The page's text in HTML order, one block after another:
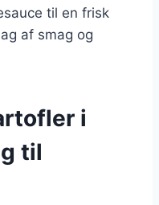
til en frisk
af smag og
i
til